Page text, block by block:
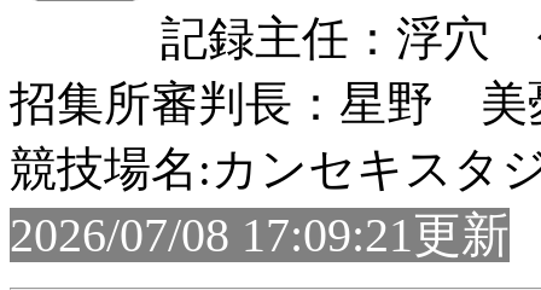
記録主任：浮穴
招集所審判長：星野 美
競技場名:カンセキスタ
2026/07/08 17:09:21更新